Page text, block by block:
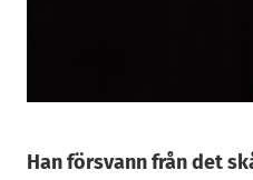
Han försvann från det